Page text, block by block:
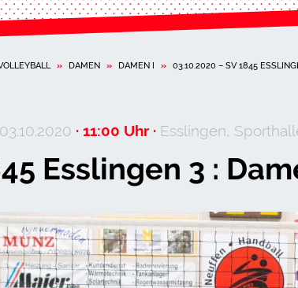
» DAMEN » DAMEN I » 03.10.2020 – SV 1845
· 11:00 Uhr · Esslingen,
Esslingen 3 :